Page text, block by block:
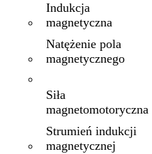
Indukcja
magnetyczna
Natężenie pola
magnetycznego
Siła
magnetomotoryczna
Strumień indukcji
magnetycznej